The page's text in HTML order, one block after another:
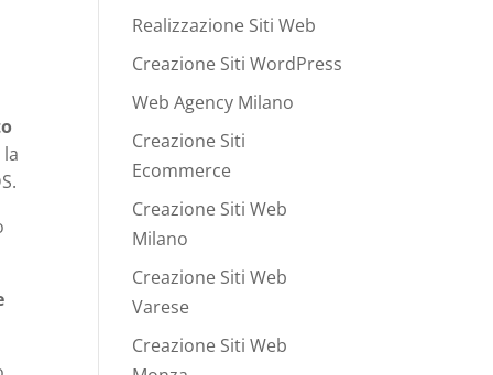
Realizzazione Siti Web
Creazione Siti WordPress
Web Agency Milano
Creazione Siti
Ecommerce
Creazione Siti Web
Milano
Creazione Siti Web
Varese
Creazione Siti Web